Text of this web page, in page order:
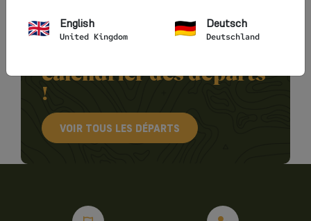
En panne d'inspiration ?
calendrier des départs
!
VOIR TOUS LES DÉPARTS
English
United Kingdom
Deutsch
Deutschland